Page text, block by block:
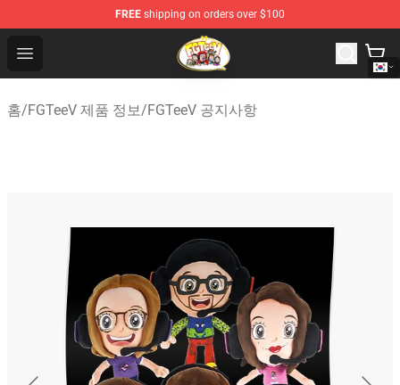
FREE shipping on orders over $100
Open menu
FGTeeV Store - Official FGTeeV Merchandise Shop
홈/FGTeeV 제품 정보/FGTeeV 공지사항